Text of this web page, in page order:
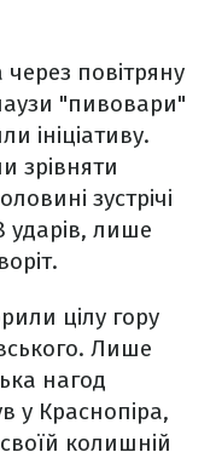
повітряну
"пивовари"
ініціативу.
зрівняти
зустрічі
ударів, лише
цілу гору
Лише
нагод
у Краснопіра,
колишній